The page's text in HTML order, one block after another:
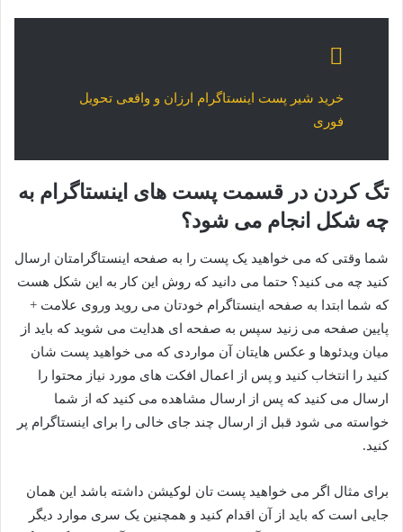
خرید شیر پست اینستاگرام ارزان و واقعی تحویل
فوری
تگ کردن در قسمت پست های اینستاگرام به
چه شکل انجام می شود؟
شما وقتی که می خواهید یک پست را به صفحه اینستاگرامتان ارسال
کنید چه می کنید؟ حتما می دانید که روش این کار به این شکل هست
که شما ابتدا به صفحه اینستاگرام خودتان می روید وروی علامت +
پایین صفحه می زنید سپس به صفحه ای هدایت می شوید که باید از
میان ویدئوها و عکس هایتان آن مواردی که می خواهید پست شان
کنید را انتخاب کنید و پس از اعمال افکت های مورد نیاز محتوا را
ارسال می کنید که پس از ارسال مشاهده می کنید که از شما
خواسته می شود قبل از ارسال چند جای خالی را برای اینستاگرام پر
کنید.
برای مثال اگر می خواهید پست تان لوکیشن داشته باشد این همان
جایی است که باید از آن اقدام کنید و همچنین یک سری موارد دیگر